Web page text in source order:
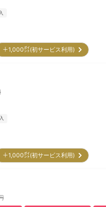
＋1,000㌽(初サービス利用)
＋1,000㌽(初サービス利用)